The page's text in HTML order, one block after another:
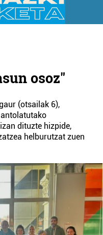
osoz"
(otsailak 6),
dituzte hizpide,
helburutzat zuen